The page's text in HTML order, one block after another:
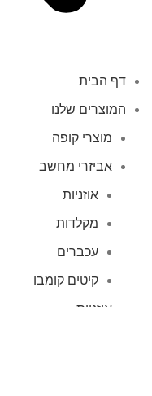
דף הבית
המוצרים שלנו
מוצרי קופה
אביזרי מחשב
אוזניות
מקלדות
עכברים
קיטים קומבו
אוזניות